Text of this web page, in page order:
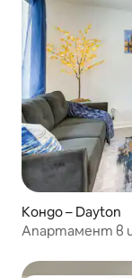
Кондо – Dayton
Апартамент в